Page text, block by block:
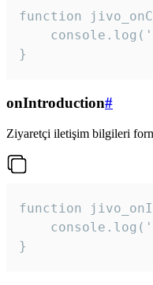
function
}
onIntroduction#
Ziyaretçi iletişim bilgileri
function
}